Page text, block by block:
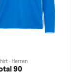
· Herren
90